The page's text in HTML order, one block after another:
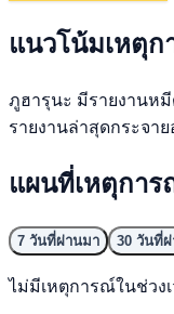
แนวโน้มเหตุ
ภูฮารุนะ มีรายงานห
รายงานล่าสุดกระจา
แผนที่เหตุกา
7 วันที่ผ่านมา 30 วันที่
ไม่มีเหตุการณ์ในช่วง